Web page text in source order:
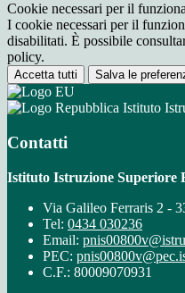
Cookie necessari per il
I cookie necessari per il
disabilitati. È possibile
policy.
Accetta tutti Salva le
Istituto
Contatti
Istituto Istruzione Superiore
Via Galileo Ferraris 2 -
Tel: 0434 030236
Email:
PEC:
C.F.: 80009070931